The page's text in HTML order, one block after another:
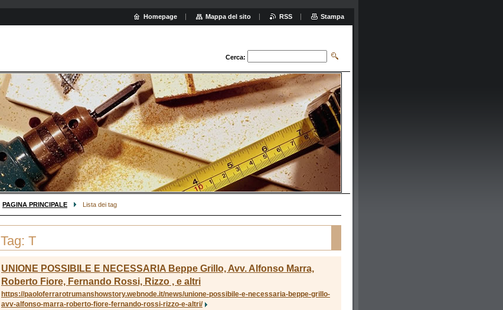
Cerca:
PAGINA PRINCIPALE Lista dei tag
Tag: T
UNIONE POSSIBILE E NECESSARIA Beppe Grillo, Avv. Alfonso Marra,
Roberto Fiore, Fernando Rossi, Rizzo , e altri
https://paoloferrarotrumanshowstory.webnode.it/news/unione-possibile-e-necessaria-beppe-grillo-
avv-alfonso-marra-roberto-fiore-fernando-rossi-rizzo-e-altri/
Homepage Mappa del sito RSS Stampa